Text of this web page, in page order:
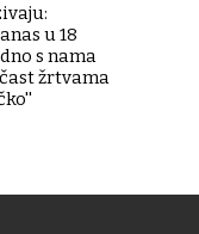
u 18
s nama
žrtvama